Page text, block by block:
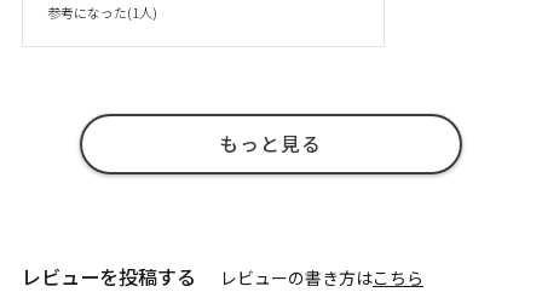
参考になった(1 人)
もっと見る
レビューを投稿する レビューの書き方はこちら